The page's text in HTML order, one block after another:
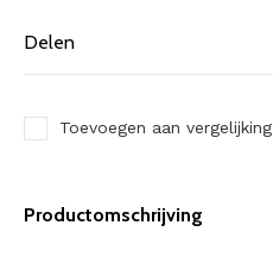
Delen
Toevoegen aan vergelijking
Productomschrijving